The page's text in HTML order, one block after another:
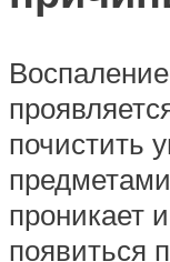
почистить
проникает
появиться